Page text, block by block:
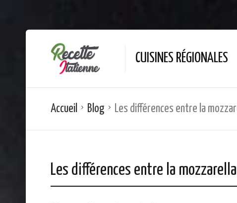
CUISINES RÉGIONALES
Accueil Blog Les différences entre la
Les différences entre la